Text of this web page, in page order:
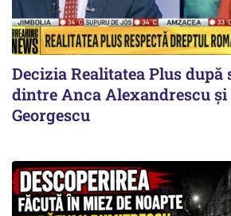
Decizia Realitatea Plus după
dintre Anca Alexandrescu și
Georgescu